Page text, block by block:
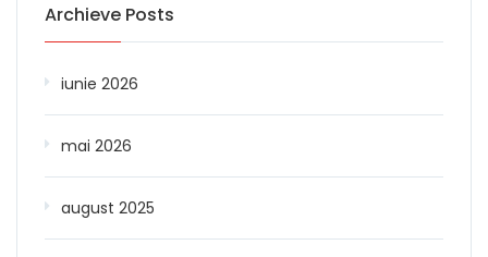
Archieve Posts
iunie 2026
mai 2026
august 2025